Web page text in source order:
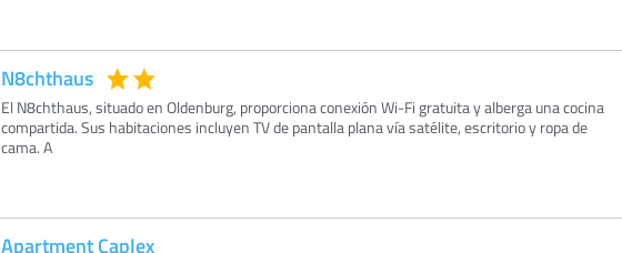
N8chthaus
El N8chthaus, situado en Oldenburg, proporciona conexión Wi-Fi gratuita y alberga una cocina
compartida. Sus habitaciones incluyen TV de pantalla plana vía satélite, escritorio y ropa de
cama. A
Apartment Caplex